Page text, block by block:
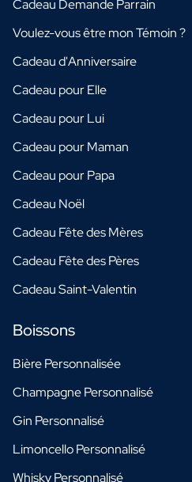
Cadeau Demande Parrain
Voulez-vous être mon Témoin ?
Cadeau d'Anniversaire
Cadeau pour Elle
Cadeau pour Lui
Cadeau pour Maman
Cadeau pour Papa
Cadeau Noël
Cadeau Fête des Mères
Cadeau Fête des Pères
Cadeau Saint-Valentin
Boissons
Bière Personnalisée
Champagne Personnalisé
Gin Personnalisé
Limoncello Personnalisé
Whisky Personnalisé